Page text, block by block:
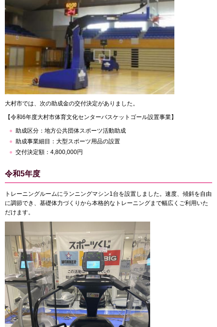
大村市では、次の助成金の交付決定がありました。
【令和6年度大村市体育文化センターバスケットゴール設置事業】
助成区分：地方公共団体スポーツ活動助成
助成事業細目：大型スポーツ用品の設置
交付決定額：4,800,000円
令和5年度
トレーニングルームにランニングマシン1台を設置しました。速度、傾斜を自由
に調節でき、基礎体力づくりから本格的なトレーニングまで幅広くご利用いた
だけます。